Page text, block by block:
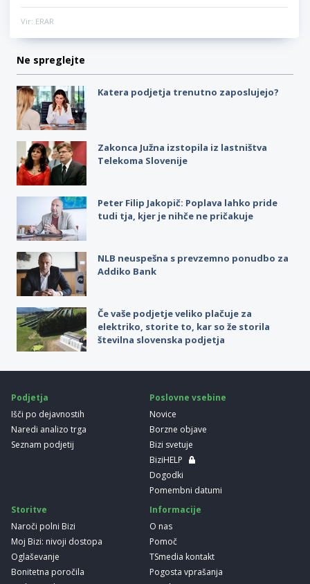
Vir: ERAR
Ne spreglejte
Katera podjetja trenutno zaposlujejo?
Zakonca Južna izstopila iz lastništva
Telekoma Slovenije
Peter Filip Jakopič: Poplava lahko pride
tudi tja, kjer je nihče ne pričakuje
NLB neuspešna s prevzemno ponudbo za
Addiko Bank
Če vaše podjetje veliko plačuje za
elektriko, storite to, kar so že storila
številna slovenska podjetja
Podjetja
Išči po dejavnostih
Naredi analizo trga
Seznam podjetij
Poslovne vsebine
Novice
Borzne objave
Bizi svetuje
BiziHELP
Dogodki
Pomembni datumi
Storitve
Naroči polni Bizi
Moj Bizi: nivoji dostopa
Oglaševanje
Bonitetna poročila
Informacije
O nas
Pomoč
TSmedia kontakt
Pogosta vprašanja